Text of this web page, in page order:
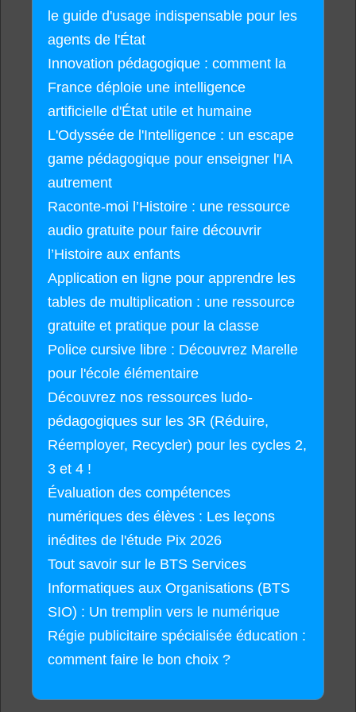
le guide d'usage indispensable pour les
agents de l'État
Innovation pédagogique : comment la
France déploie une intelligence
artificielle d'État utile et humaine
L'Odyssée de l'Intelligence : un escape
game pédagogique pour enseigner l'IA
autrement
Raconte-moi l’Histoire : une ressource
audio gratuite pour faire découvrir
l’Histoire aux enfants
Application en ligne pour apprendre les
tables de multiplication : une ressource
gratuite et pratique pour la classe
Police cursive libre : Découvrez Marelle
pour l'école élémentaire
Découvrez nos ressources ludo-
pédagogiques sur les 3R (Réduire,
Réemployer, Recycler) pour les cycles 2,
3 et 4 !
Évaluation des compétences
numériques des élèves : Les leçons
inédites de l'étude Pix 2026
Tout savoir sur le BTS Services
Informatiques aux Organisations (BTS
SIO) : Un tremplin vers le numérique
Régie publicitaire spécialisée éducation :
comment faire le bon choix ?